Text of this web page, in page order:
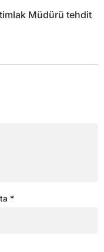
Müdürü tehdit
*